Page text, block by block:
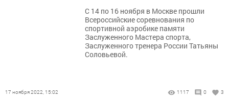
С 14 по 16 ноября в Москве прошли
Всероссийские соревнования по
спортивной аэробике памяти
Заслуженного Мастера спорта,
Заслуженного тренера России Татьяны
Соловьевой.
17 ноября 2022, 15:02 1117 0 3